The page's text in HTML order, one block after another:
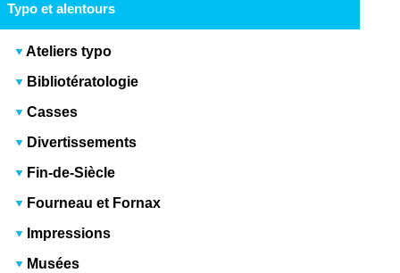
Typo et alentours
Ateliers typo
Bibliotératologie
Casses
Divertissements
Fin-de-Siècle
Fourneau et Fornax
Impressions
Musées